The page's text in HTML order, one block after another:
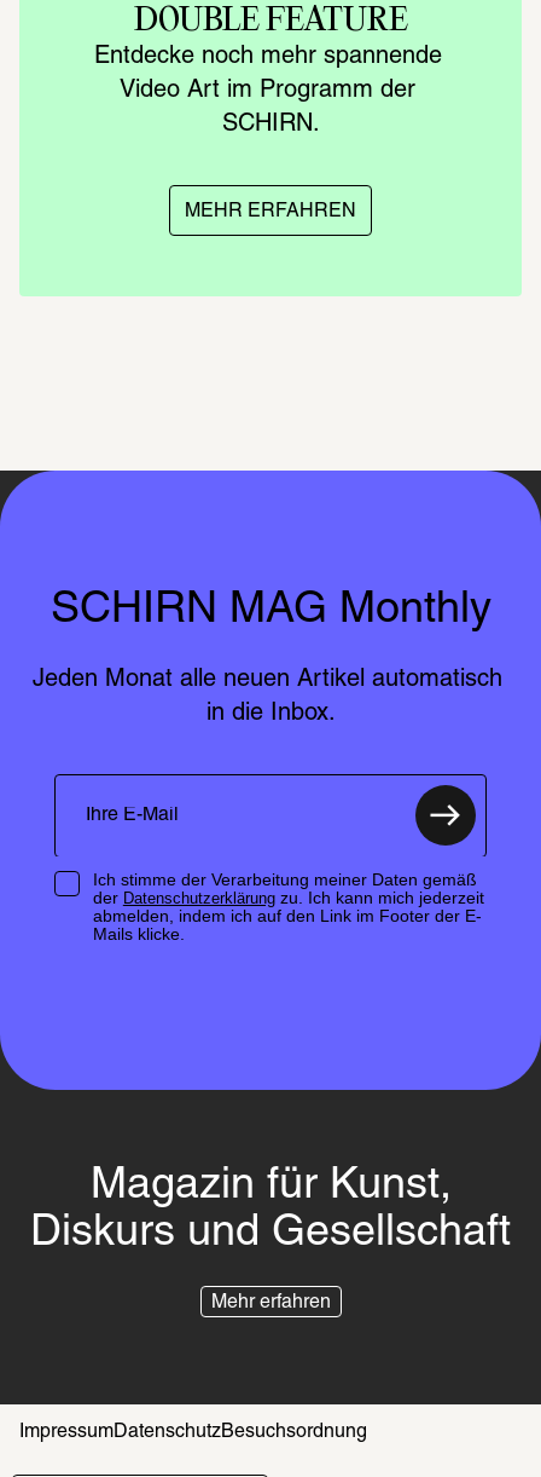
DOUBLE FEATURE
Entdecke noch mehr spannende
Video Art im Programm der
SCHIRN.
MEHR ERFAHREN
SCHIRN MAG Monthly
Jeden Monat alle neuen Artikel automatisch
in die Inbox.
Ich stimme der Verarbeitung meiner Daten gemäß
der Datenschutzerklärungzu. Ich kann mich jederzeit
abmelden, indem ich auf den Link im Footer der E-
Mails klicke.
Magazin für Kunst,
Diskurs und Gesellschaft
Mehr erfahren
ImpressumDatenschutzBesuchsordnung